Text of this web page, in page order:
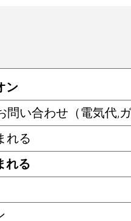
ン
問い合わせ（電気代,
れる
れる